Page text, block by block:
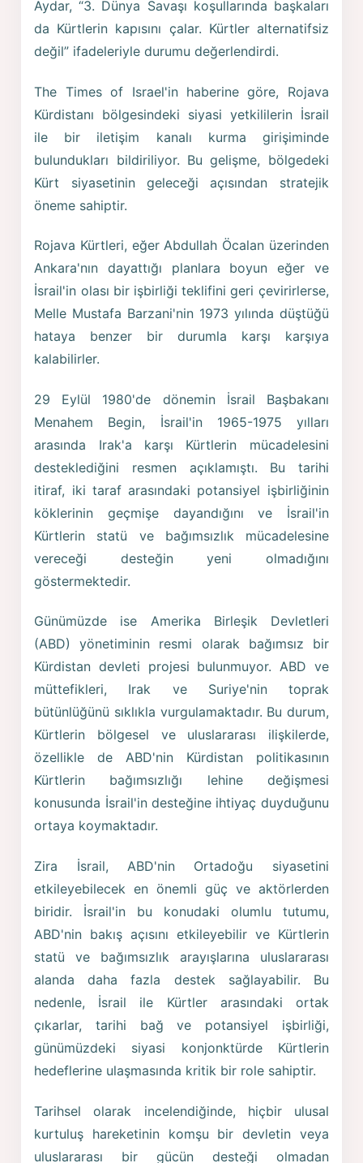
Aydar, “3. Dünya Savaşı koşullarında başkaları
da Kürtlerin kapısını çalar. Kürtler alternatifsiz
değil” ifadeleriyle durumu değerlendirdi.
The Times of Israel'in haberine göre, Rojava
Kürdistanı bölgesindeki siyasi yetkililerin İsrail
ile bir iletişim kanalı kurma girişiminde
bulundukları bildiriliyor. Bu gelişme, bölgedeki
Kürt siyasetinin geleceği açısından stratejik
öneme sahiptir.
Rojava Kürtleri, eğer Abdullah Öcalan üzerinden
Ankara'nın dayattığı planlara boyun eğer ve
İsrail'in olası bir işbirliği teklifini geri çevirirlerse,
Melle Mustafa Barzani'nin 1973 yılında düştüğü
hataya benzer bir durumla karşı karşıya
kalabilirler.
29 Eylül 1980'de dönemin İsrail Başbakanı
Menahem Begin, İsrail'in 1965-1975 yılları
arasında Irak'a karşı Kürtlerin mücadelesini
desteklediğini resmen açıklamıştı. Bu tarihi
itiraf, iki taraf arasındaki potansiyel işbirliğinin
köklerinin geçmişe dayandığını ve İsrail'in
Kürtlerin statü ve bağımsızlık mücadelesine
vereceği desteğin yeni olmadığını
göstermektedir.
Günümüzde ise Amerika Birleşik Devletleri
(ABD) yönetiminin resmi olarak bağımsız bir
Kürdistan devleti projesi bulunmuyor. ABD ve
müttefikleri, Irak ve Suriye'nin toprak
bütünlüğünü sıklıkla vurgulamaktadır. Bu durum,
Kürtlerin bölgesel ve uluslararası ilişkilerde,
özellikle de ABD'nin Kürdistan politikasının
Kürtlerin bağımsızlığı lehine değişmesi
konusunda İsrail'in desteğine ihtiyaç duyduğunu
ortaya koymaktadır.
Zira İsrail, ABD'nin Ortadoğu siyasetini
etkileyebilecek en önemli güç ve aktörlerden
biridir. İsrail'in bu konudaki olumlu tutumu,
ABD'nin bakış açısını etkileyebilir ve Kürtlerin
statü ve bağımsızlık arayışlarına uluslararası
alanda daha fazla destek sağlayabilir. Bu
nedenle, İsrail ile Kürtler arasındaki ortak
çıkarlar, tarihi bağ ve potansiyel işbirliği,
günümüzdeki siyasi konjonktürde Kürtlerin
hedeflerine ulaşmasında kritik bir role sahiptir.
Tarihsel olarak incelendiğinde, hiçbir ulusal
kurtuluş hareketinin komşu bir devletin veya
uluslararası bir gücün desteği olmadan